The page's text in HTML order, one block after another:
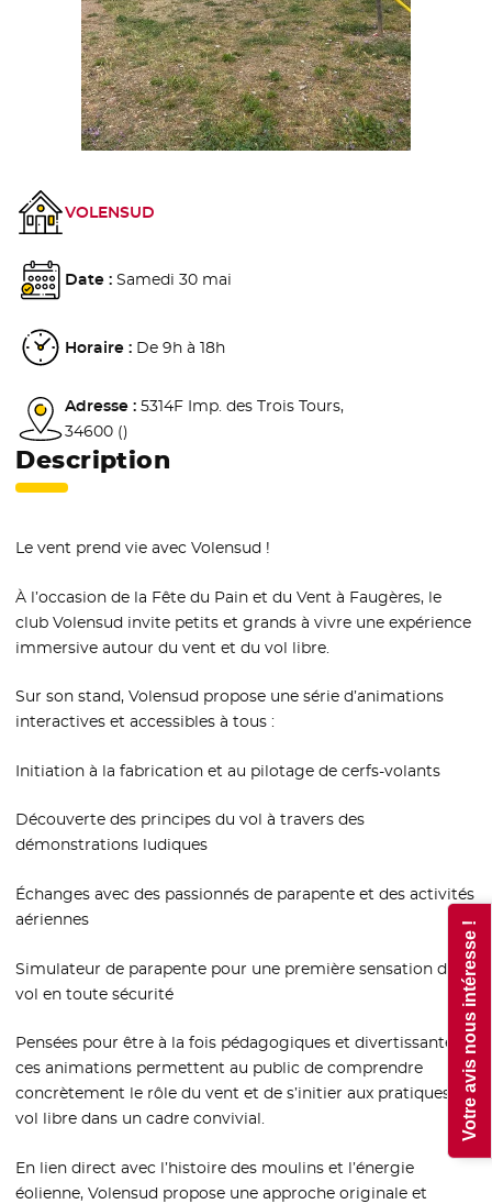
VOLENSUD
Date : Samedi 30 mai
Horaire : De 9h à 18h
Adresse : 5314F Imp. des Trois Tours,
34600 ()
Description
Le vent prend vie avec Volensud !
À l’occasion de la Fête du Pain et du Vent à Faugères, le
club Volensud invite petits et grands à vivre une expérience
immersive autour du vent et du vol libre.
Sur son stand, Volensud propose une série d’animations
interactives et accessibles à tous :
Initiation à la fabrication et au pilotage de cerfs-volants
Découverte des principes du vol à travers des
démonstrations ludiques
Échanges avec des passionnés de parapente et des activités
aériennes
Simulateur de parapente pour une première sensation de
vol en toute sécurité
Pensées pour être à la fois pédagogiques et divertissantes,
ces animations permettent au public de comprendre
concrètement le rôle du vent et de s’initier aux pratiques du
vol libre dans un cadre convivial.
En lien direct avec l’histoire des moulins et l’énergie
éolienne, Volensud propose une approche originale et
Votre avis nous intéresse !